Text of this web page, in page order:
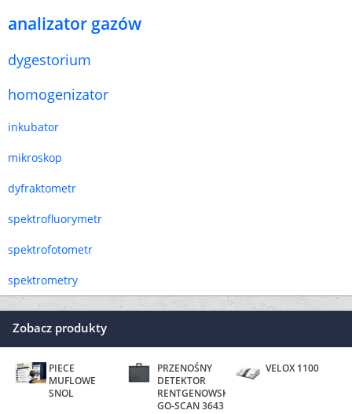
analizator gazów
dygestorium
homogenizator
inkubator
mikroskop
dyfraktometr
spektrofluorymetr
spektrofotometr
spektrometry
Zobacz produkty
PIECE
MUFLOWE
SNOL
PRZENOŚNY
DETEKTOR
RENTGENOWSKI
GO-SCAN 3643
VELOX 1100